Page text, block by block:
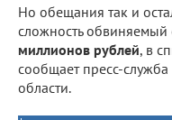
Но обещания так и
сложность
миллионов рублей, в
сообщает пресс-
области.